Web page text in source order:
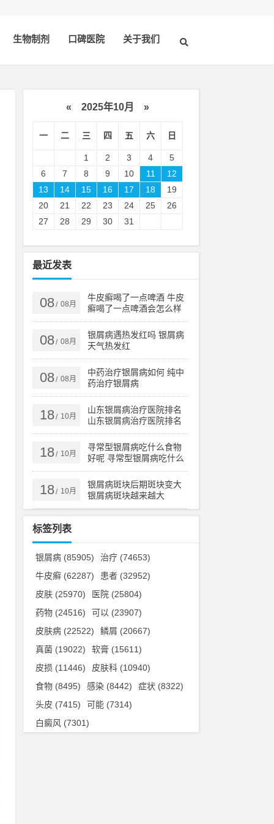
生物制剂 口碑医院 关于我们
« 2025年10月 »
一 二 三 四 五 六 日
1 2 3 4
5
6
7 8 9 10 11
12
13
14 15 16 17 18
19
20
21 22 23 24 25
26
27
28 29 30 31
最近发表
08/ 08月
牛皮癣喝了一点啤酒 牛皮
癣喝了一点啤酒会怎么样
08/ 08月
银屑病遇热发红吗 银屑病
天气热发红
08/ 08月
中药治疗银屑病如何 纯中
药治疗银屑病
18/ 10月
山东银屑病治疗医院排名
山东银屑病治疗医院排名
榜
18/ 10月
寻常型银屑病吃什么食物
好呢 寻常型银屑病吃什么
药效果好
18/ 10月
银屑病斑块后期斑块变大
银屑病斑块越来越大
标签列表
银屑病 (85905) 治疗 (74653)
牛皮癣 (62287) 患者 (32952)
皮肤 (25970) 医院 (25804)
药物 (24516) 可以 (23907)
皮肤病 (22522) 鳞屑 (20667)
真菌 (19022) 软膏 (15611)
皮损 (11446) 皮肤科 (10940)
食物 (8495) 感染 (8442) 症状 (8322)
头皮 (7415) 可能 (7314)
白癜风 (7301)